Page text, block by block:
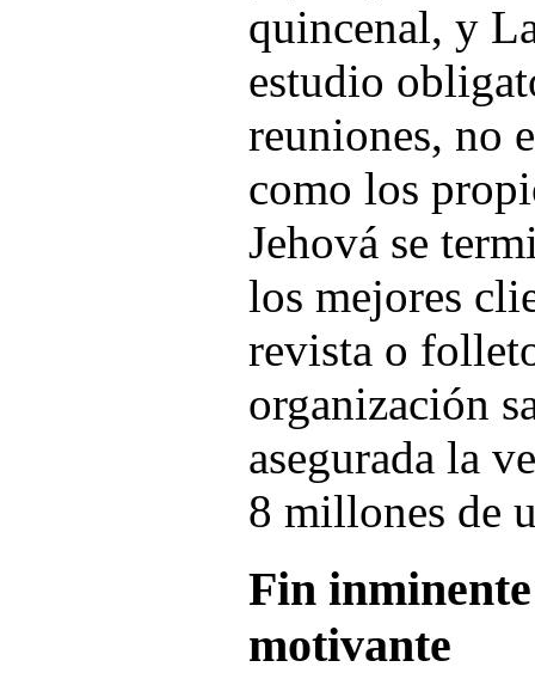
quincenal, y
estudio
reuniones, no
como los
Jehová se
los mejores
revista o
organización
asegurada la
8 millones de
Fin
motivante